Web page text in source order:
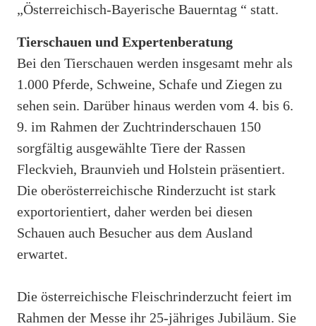
„Österreichisch-Bayerische Bauerntag “ statt.
Tierschauen und Expertenberatung
Bei den Tierschauen werden insgesamt mehr als
1.000 Pferde, Schweine, Schafe und Ziegen zu
sehen sein. Darüber hinaus werden vom 4. bis 6.
9. im Rahmen der Zuchtrinderschauen 150
sorgfältig ausgewählte Tiere der Rassen
Fleckvieh, Braunvieh und Holstein präsentiert.
Die oberösterreichische Rinderzucht ist stark
exportorientiert, daher werden bei diesen
Schauen auch Besucher aus dem Ausland
erwartet.
Die österreichische Fleischrinderzucht feiert im
Rahmen der Messe ihr 25-jähriges Jubiläum. Sie